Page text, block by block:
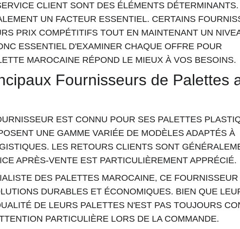
CLIENT SONT DES ÉLÉMENTS DÉTERMINANTS.
UN FACTEUR ESSENTIEL. CERTAINS
PRIX COMPÉTITIFS TOUT EN MAINTENANT UN
ESSENTIEL D'EXAMINER CHAQUE OFFRE POUR
MAROCAINE RÉPOND LE MIEUX À VOS BESOINS.
Fournisseurs de Palettes
EST CONNU POUR SES PALETTES
UNE GAMME VARIÉE DE MODÈLES ADAPTÉS À
LES RETOURS CLIENTS SONT
APRÈS-VENTE EST PARTICULIÈREMENT APPRÉCIÉ.
DES PALETTES MAROCAINE, CE FOURNISSEUR
DURABLES ET ÉCONOMIQUES. BIEN QUE
DE LEURS PALETTES N'EST PAS TOUJOURS
PARTICULIÈRE LORS DE LA COMMANDE.